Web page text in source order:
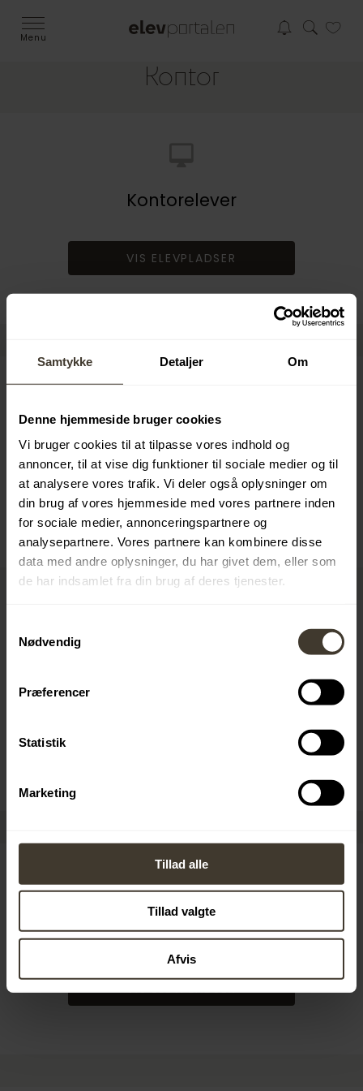
Samtykke Detaljer Om
Denne hjemmeside bruger cookies
Vi bruger cookies til at tilpasse vores indhold og
annoncer, til at vise dig funktioner til sociale medier og til
at analysere vores trafik. Vi deler også oplysninger om
din brug af vores hjemmeside med vores partnere inden
for sociale medier, annonceringspartnere og
analysepartnere. Vores partnere kan kombinere disse
data med andre oplysninger, du har givet dem, eller som
de har indsamlet fra din brug af deres tjenester.
Nødvendig
Præferencer
Statistik
Marketing
Tillad alle
Tillad valgte
Afvis
Menu
Kontor
Kontorelever
VIS ELEVPLADSER
Økonomielever
VIS ELEVPLADSER
Offentlig administration
Revisorelever
VIS ELEVPLADSER